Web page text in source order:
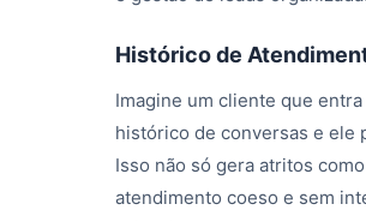
Histórico de
Imagine um cliente que
histórico de conversas e ele
Isso não só gera atritos
atendimento coeso e sem